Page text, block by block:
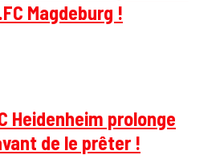
Magdeburg !
Heidenheim prolonge
de le prêter !